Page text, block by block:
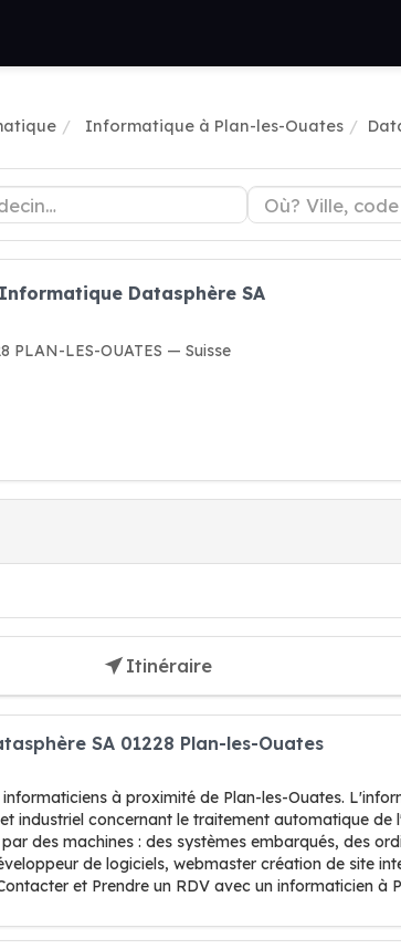
Informatique à Plan-les-Ouates
Datasphère SA
PLAN-LES-OUATES — Suisse
Itinéraire
SA 01228 Plan-les-Ouates
à proximité de Plan-les-Ouates.
industriel concernant le traitement automatique de
des machines : des systèmes embarqués, des
de logiciels, webmaster création de site
et Prendre un RDV avec un informaticien à